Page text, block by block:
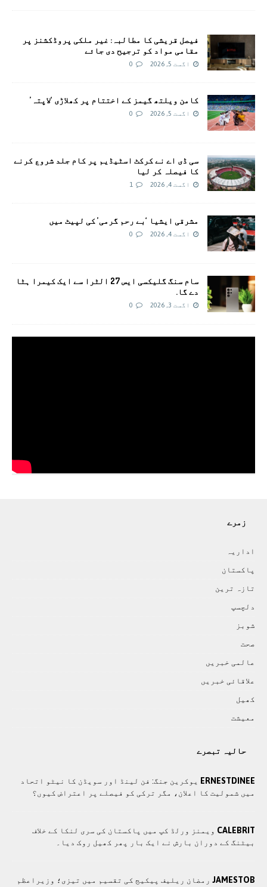
فیصل قریشی کا مطالبہ: غیر ملکی پروڈکشنز پر
مقامی مواد کو ترجیح دی جائے
اگست 5, 2026 0
کامن ویلتھ گیمز کے اختتام پر کھلاڑی ‘لاپتہ’
اگست 5, 2026 0
سی ڈی اے نے کرکٹ اسٹیڈیم پر کام جلد شروع کرنے
کا فیصلہ کر لیا
اگست 4, 2026 1
مشرقی ایشیا ‘بے رحم گرمی’ کی لپیٹ میں
اگست 4, 2026 0
سام سنگ گلیکسی ایس 27 الٹرا سے ایک کیمرا ہٹا
دے گا.
اگست 3, 2026 0
زمرے
اداريہ
پاکستان
تازہ ترين
دلچسپ
شوبز
صحت
عالمی خبريں
علاقائی خبريں
کھيل
معيشت
حالیہ تبصرے
ERNESTDINEE یوکرین جنگ: فن لینڈ اور سویڈن کا نیٹو اتحاد
میں شمولیت کا اعلان، مگر ترکی کو فیصلے پر اعتراض کیوں؟
CALEBRIT ویمنز ورلڈ کپ میں پاکستان کی سری لنکا کے خلاف
بیٹنگ کے دوران بارش نے ایک بار پھر کھیل روک دیا۔
JAMESTOB رمضان ریلیف پیکیج کی تقسیم میں تیزی؛ وزیراعظم